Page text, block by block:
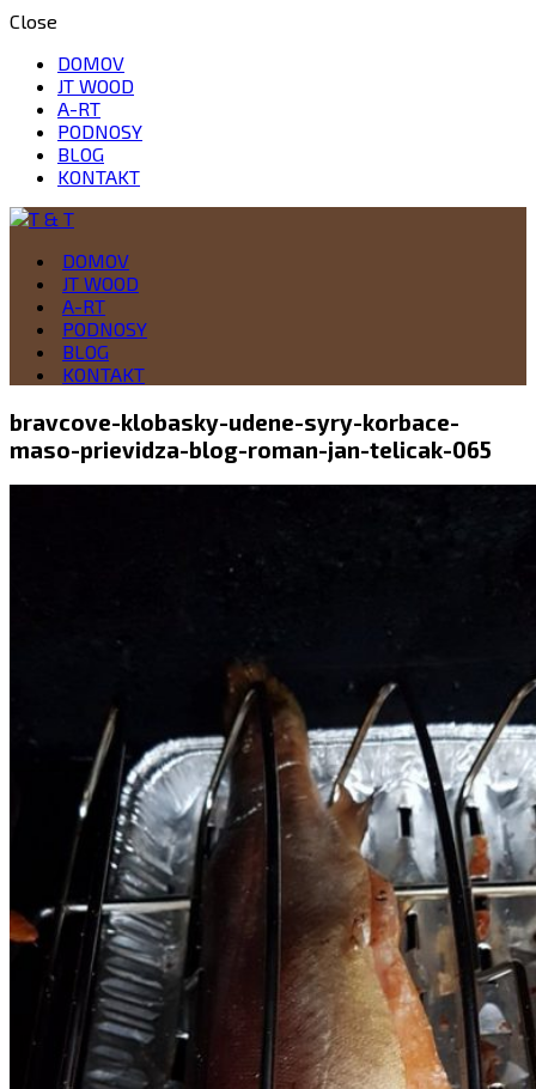
Close
DOMOV
JT WOOD
A-RT
PODNOSY
BLOG
KONTAKT
T & T
Drevo je naša vášeň
DOMOV
JT WOOD
A-RT
PODNOSY
BLOG
KONTAKT
bravcove-klobasky-udene-syry-korbace-
maso-prievidza-blog-roman-jan-telicak-065